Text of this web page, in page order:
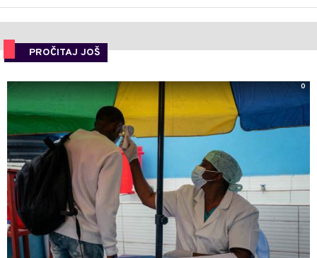
PROČITAJ JOŠ
0